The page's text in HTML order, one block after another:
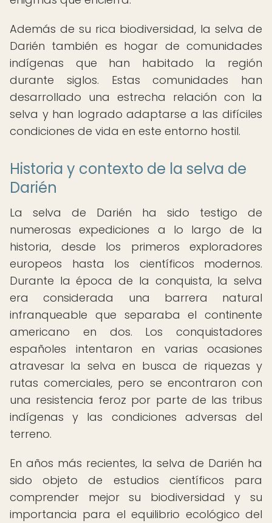
Además de su rica biodiversidad, la selva de
Darién también es hogar de comunidades
indígenas que han habitado la región
durante siglos. Estas comunidades han
desarrollado una estrecha relación con la
selva y han logrado adaptarse a las difíciles
condiciones de vida en este entorno hostil.
Historia y contexto de la selva de
Darién
La selva de Darién ha sido testigo de
numerosas expediciones a lo largo de la
historia, desde los primeros exploradores
europeos hasta los científicos modernos.
Durante la época de la conquista, la selva
era considerada una barrera natural
infranqueable que separaba el continente
americano en dos. Los conquistadores
españoles intentaron en varias ocasiones
atravesar la selva en busca de riquezas y
rutas comerciales, pero se encontraron con
una resistencia feroz por parte de las tribus
indígenas y las condiciones adversas del
terreno.
En años más recientes, la selva de Darién ha
sido objeto de estudios científicos para
comprender mejor su biodiversidad y su
importancia para el equilibrio ecológico del